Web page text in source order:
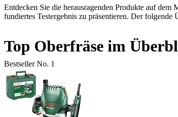
Entdecken Sie die herausragenden Produkte auf dem
fundiertes Testergebnis zu präsentieren. Der
Top Oberfräse im
Bestseller No. 1